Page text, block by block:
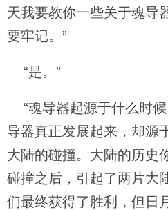
天我要教你一些关于魂导
要牢记。”
“是。”
“魂导器起源于什么时
导器真正发展起来，却源
大陆的碰撞。大陆的历史
碰撞之后，引起了两片大
们最终获得了胜利，但日